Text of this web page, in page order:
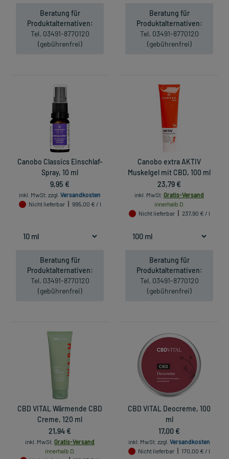
Beratung für
Produktalternativen:
Tel. 03491-8770120
(gebührenfrei)
Beratung für
Produktalternativen:
Tel. 03491-8770120
(gebührenfrei)
Canobo Classics Einschlaf-
Spray, 10 ml
9,95 €
inkl. MwSt. zzgl. Versandkosten
Nicht lieferbar
995,00 € / l
Beratung für
Produktalternativen:
Tel. 03491-8770120
(gebührenfrei)
Canobo extra AKTIV
Muskelgel mit CBD, 100 ml
23,79 €
inkl. MwSt. Gratis-Versand
innerhalb D.
Nicht lieferbar
237,90 € / l
Beratung für
Produktalternativen:
Tel. 03491-8770120
(gebührenfrei)
CBD VITAL Wärmende CBD
Creme, 120 ml
21,94 €
inkl. MwSt. Gratis-Versand
innerhalb D.
CBD VITAL Deocreme, 100
ml
17,00 €
inkl. MwSt. zzgl. Versandkosten
Nicht lieferbar
170,00 € / l